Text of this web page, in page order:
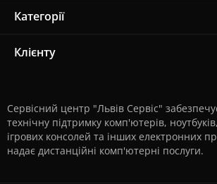
Категорії
Клієнту
Сервісний центр "Львів Сервіс"
технічну підтримку комп'ютерів,
ігрових консолей та інших електронних
надає дистанційні комп'ютерні послуги.